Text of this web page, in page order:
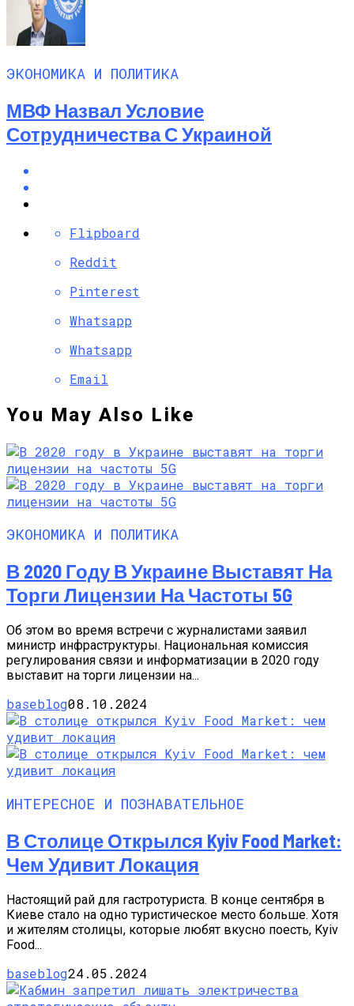
ЭКОНОМИКА И ПОЛИТИКА
МВФ Назвал Условие
Сотрудничества С Украиной
Flipboard
Reddit
Pinterest
Whatsapp
Whatsapp
Email
You May Also Like
ЭКОНОМИКА И ПОЛИТИКА
В 2020 Году В Украине Выставят На
Торги Лицензии На Частоты 5G
Об этом во время встречи с журналистами заявил
министр инфраструктуры. Национальная комиссия
регулирования связи и информатизации в 2020 году
выставит на торги лицензии на...
baseblog08.10.2024
ИНТЕРЕСНОЕ И ПОЗНАВАТЕЛЬНОЕ
В Столице Открылся Kyiv Food Market:
Чем Удивит Локация
Настоящий рай для гастротуриста. В конце сентября в
Киеве стало на одно туристическое место больше. Хотя
и жителям столицы, которые любят вкусно поесть, Kyiv
Food...
baseblog24.05.2024